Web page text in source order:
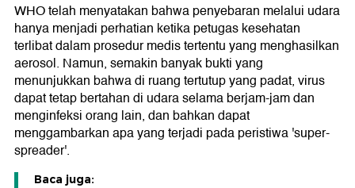
WHO telah menyatakan bahwa penyebaran melalui udara
hanya menjadi perhatian ketika petugas kesehatan
terlibat dalam prosedur medis tertentu yang menghasilkan
aerosol. Namun, semakin banyak bukti yang
menunjukkan bahwa di ruang tertutup yang padat, virus
dapat tetap bertahan di udara selama berjam-jam dan
menginfeksi orang lain, dan bahkan dapat
menggambarkan apa yang terjadi pada peristiwa 'super-
spreader'.
Baca juga: